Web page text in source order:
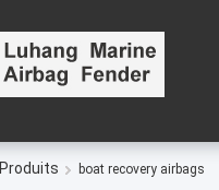
Produits boat recovery airbags